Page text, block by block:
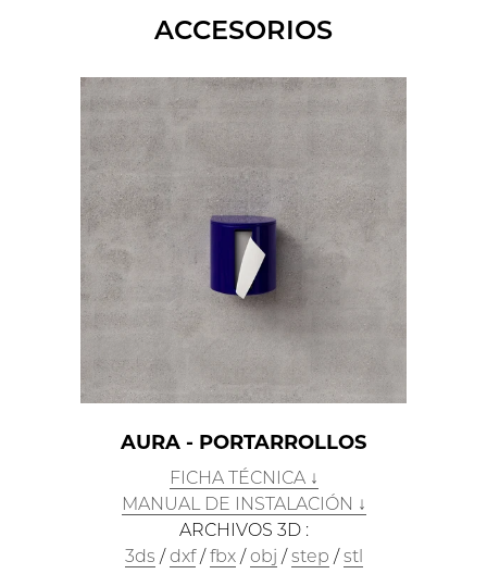
ACCESORIOS
AURA - PORTARROLLOS
FICHA TÉCNICA ↓
MANUAL DE INSTALACIÓN ↓
ARCHIVOS 3D :
3ds /dxf/fbx/obj /step /stl